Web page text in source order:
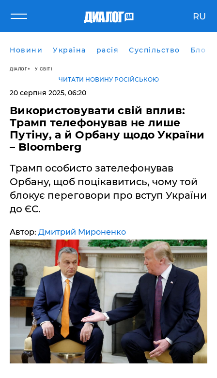
RU
Новини Україна расія Суспільство Блоги
ДІАЛОГ У СВІТІ
ЧИТАТИ НОВИНУ РОСІЙСЬКОЮ
20 серпня 2025, 06:20
Використовувати свій вплив:
Трамп телефонував не лише
Путіну, а й Орбану щодо України
– Bloomberg
Трамп особисто зателефонував
Орбану, щоб поцікавитись, чому той
блокує переговори про вступ України
до ЄС.
Автор: Дмитрий Мироненко